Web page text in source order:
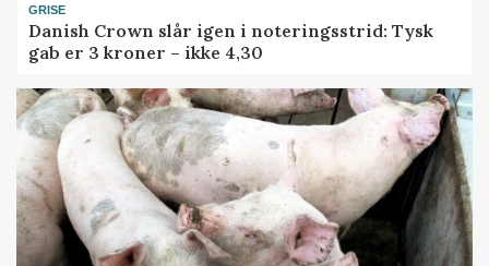
GRISE
Danish Crown slår igen i noteringsstrid: Tysk
gab er 3 kroner – ikke 4,30